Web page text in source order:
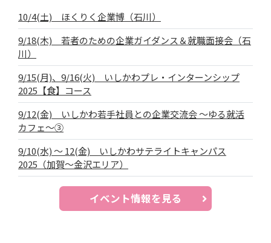
10/4(土) ほくりく企業博（石川）
9/18(木) 若者のための企業ガイダンス＆就職面接会（石
川）
9/15(月)、9/16(火) いしかわプレ・インターンシップ
2025【食】コース
9/12(金) いしかわ若手社員との企業交流会 ～ゆる就活
カフェ～③
9/10(水) ～ 12(金) いしかわサテライトキャンパス
2025（加賀～金沢エリア）
イベント情報を見る